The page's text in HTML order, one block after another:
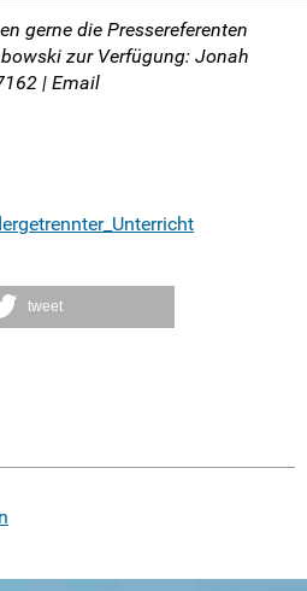
gerne die Pressereferenten
zur Verfügung: Jonah
| Email
tweet